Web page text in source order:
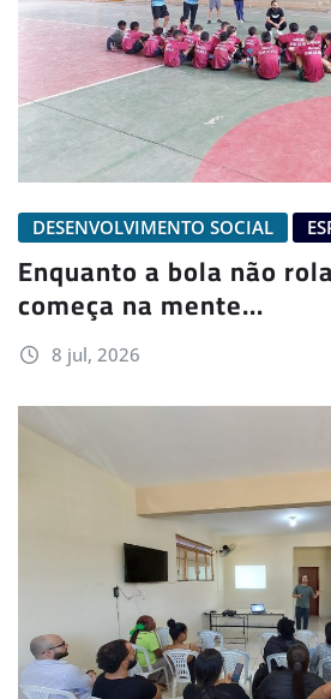
DESENVOLVIMENTO SOCIAL
Enquanto a bola não
começa na mente…
8 jul, 2026